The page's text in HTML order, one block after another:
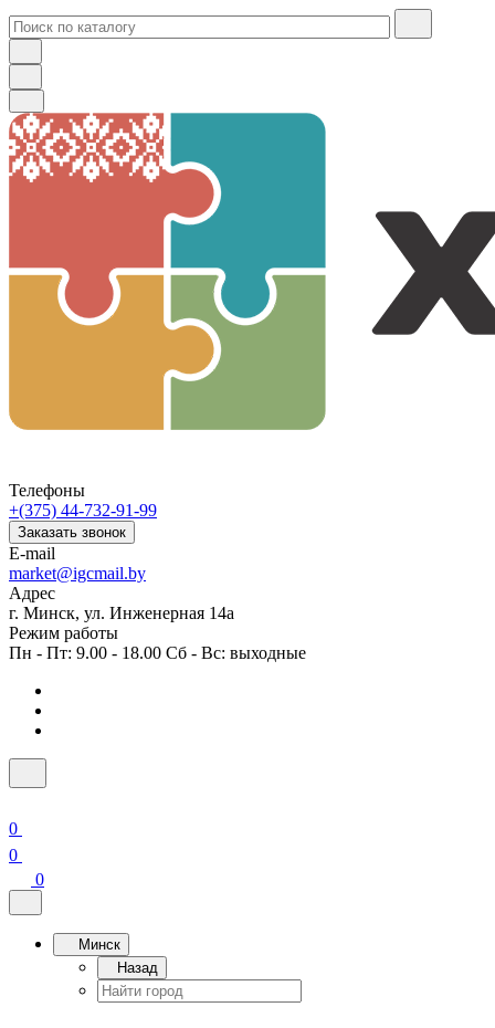
Телефоны
+(375) 44-732-91-99
Заказать звонок
E-mail
market@igcmail.by
Адрес
г. Минск, ул. Инженерная 14а
Режим работы
Пн - Пт: 9.00 - 18.00 Сб - Вс: выходные
0
0
0
Минск
Назад